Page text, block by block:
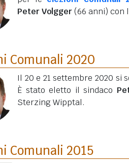
Peter Volgger(66 anni) con
Comunali 2020
Il 20 e 21 settembre 2020 si
È stato eletto il sindaco
Sterzing Wipptal.
Comunali 2015